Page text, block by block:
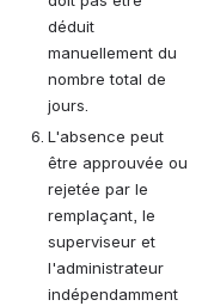
déduit
manuellement du
nombre total de
jours.
L'absence peut
être approuvée ou
rejetée par le
remplaçant, le
superviseur et
l'administrateur
indépendamment